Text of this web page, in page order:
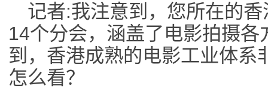
记者:我注意到，您所在的
14个分会，涵盖了电影拍摄
到，香港成熟的电影工业体系
怎么看？